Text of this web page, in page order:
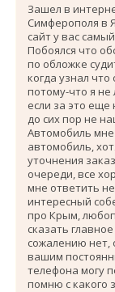
Зашел в
Симферополя в
сайт у вас
Побоялся что
по обложке
когда узнал
потому-что я
если за это
до сих пор не
Автомобиль
автомобиль,
уточнения
очереди, все
мне ответить
интересный
про Крым,
сказать
сожалению нет,
вашим
телефона могу
помню с какого